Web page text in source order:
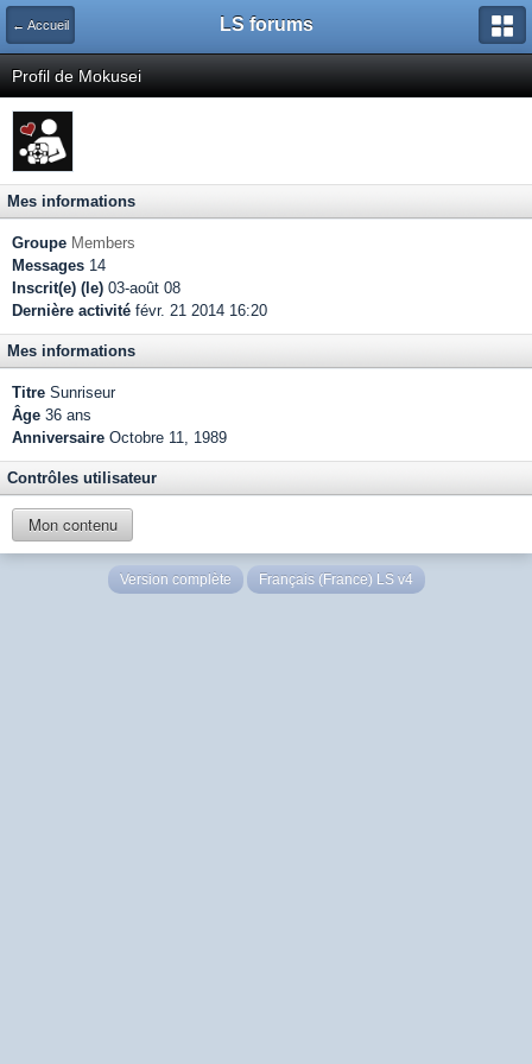
← Accueil LS forums
Profil de Mokusei
Mes informations
Groupe Members
Messages 14
Inscrit(e) (le) 03-août 08
Dernière activité févr. 21 2014 16:20
Mes informations
Titre Sunriseur
Âge 36 ans
Anniversaire Octobre 11, 1989
Contrôles utilisateur
Mon contenu
Version complète Français (France) LS v4